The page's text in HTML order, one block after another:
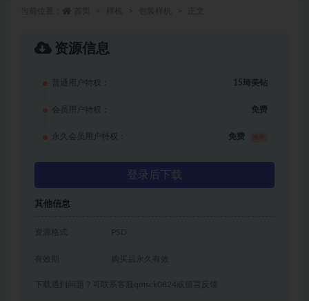
资源信息
普通用户特权： 15琦美钻
会员用户特权： 免费
永久会员用户特权： 免费
登录后下载
其他信息
资源格式 PSD
有效期 购买后永久有效
下载遇到问题？可联系客服qmsck0824或留言反馈